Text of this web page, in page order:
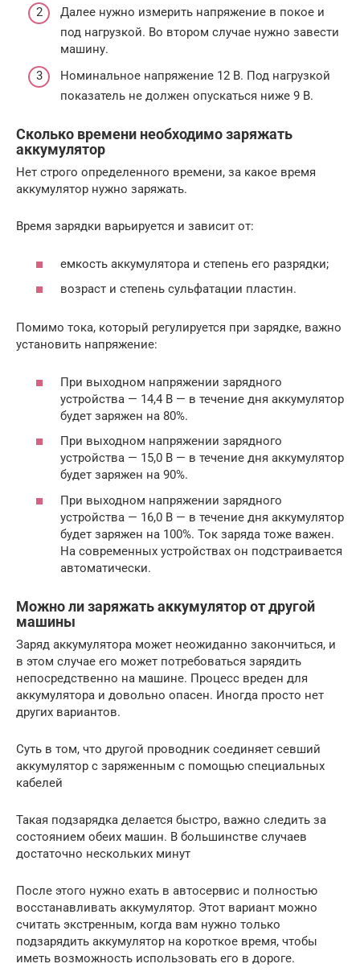
Далее нужно измерить напряжение в покое и
под нагрузкой. Во втором случае нужно завести
машину.
Номинальное напряжение 12 В. Под нагрузкой
показатель не должен опускаться ниже 9 В.
Сколько времени необходимо заряжать
аккумулятор
Нет строго определенного времени, за какое время
аккумулятор нужно заряжать.
Время зарядки варьируется и зависит от:
емкость аккумулятора и степень его разрядки;
возраст и степень сульфатации пластин.
Помимо тока, который регулируется при зарядке, важно
установить напряжение:
При выходном напряжении зарядного
устройства — 14,4 В — в течение дня аккумулятор
будет заряжен на 80%.
При выходном напряжении зарядного
устройства — 15,0 В — в течение дня аккумулятор
будет заряжен на 90%.
При выходном напряжении зарядного
устройства — 16,0 В — в течение дня аккумулятор
будет заряжен на 100%. Ток заряда тоже важен.
На современных устройствах он подстраивается
автоматически.
Можно ли заряжать аккумулятор от другой
машины
Заряд аккумулятора может неожиданно закончиться, и
в этом случае его может потребоваться зарядить
непосредственно на машине. Процесс вреден для
аккумулятора и довольно опасен. Иногда просто нет
других вариантов.
Суть в том, что другой проводник соединяет севший
аккумулятор с заряженным с помощью специальных
кабелей
Такая подзарядка делается быстро, важно следить за
состоянием обеих машин. В большинстве случаев
достаточно нескольких минут
После этого нужно ехать в автосервис и полностью
восстанавливать аккумулятор. Этот вариант можно
считать экстренным, когда вам нужно только
подзарядить аккумулятор на короткое время, чтобы
иметь возможность использовать его в дороге.